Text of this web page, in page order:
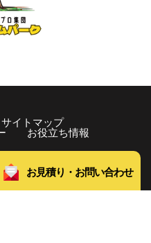
サイトマップ
お役立ち情報
お見積り・お問い合わせ